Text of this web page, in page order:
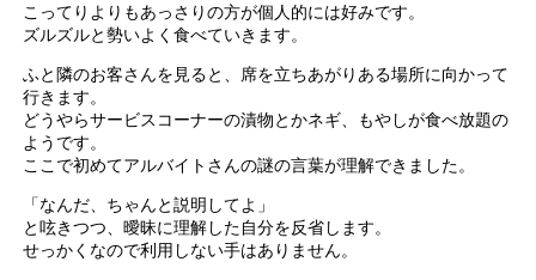
こってりよりもあっさりの方が個人的には好みです。
ズルズルと勢いよく食べていきます。
ふと隣のお客さんを見ると、席を立ちあがりある場所に向かって
行きます。
どうやらサービスコーナーの漬物とかネギ、もやしが食べ放題の
ようです。
ここで初めてアルバイトさんの謎の言葉が理解できました。
「なんだ、ちゃんと説明してよ」
と呟きつつ、曖昧に理解した自分を反省します。
せっかくなので利用しない手はありません。